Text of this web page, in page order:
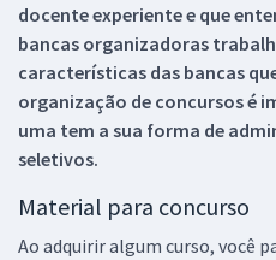
docente experiente e que
bancas organizadoras
características das bancas
organização de concursos é
uma tem a sua forma de
seletivos.
Material para concurso
Ao adquirir algum curso, você